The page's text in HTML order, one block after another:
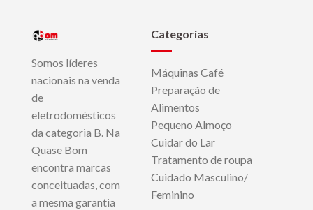
Somos líderes
nacionais na venda
de
eletrodomésticos
da categoria B. Na
Quase Bom
encontra marcas
conceituadas, com
a mesma garantia
Categorias
Máquinas Café
Preparação de
Alimentos
Pequeno Almoço
Cuidar do Lar
Tratamento de roupa
Cuidado Masculino/
Feminino